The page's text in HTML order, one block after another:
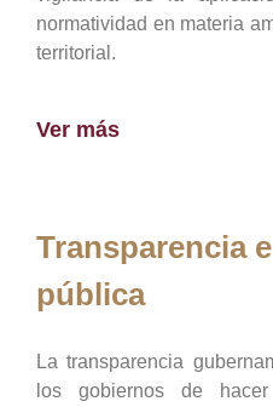
normatividad en materia
territorial.
Ver más
Transparencia
pública
La transparencia
los gobiernos de